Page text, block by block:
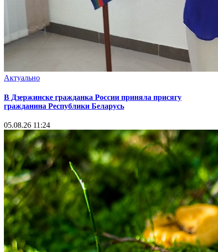
Актуально
В Дзержинске гражданка России приняла присягу
гражданина Республики Беларусь
05.08.26 11:24